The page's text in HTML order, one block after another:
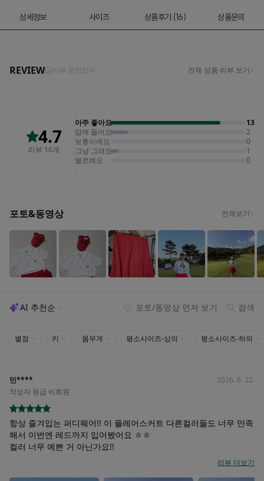
상세정보 사이즈 상품후기 (16) 상품문의